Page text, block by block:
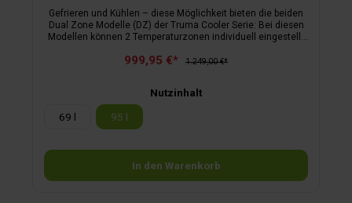
Gefrieren und Kühlen – diese Möglichkeit bieten die beiden
Dual Zone Modelle (DZ) der Truma Cooler Serie: Bei diesen
Modellen können 2 Temperaturzonen individuell eingestellt
999,95 €* 1.249,00 €*
Nutzinhalt
69 l
95 l
In den Warenkorb